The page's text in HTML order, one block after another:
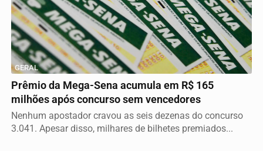
GERAL
Prêmio da Mega-Sena acumula em R$ 165
milhões após concurso sem vencedores
Nenhum apostador cravou as seis dezenas do concurso
3.041. Apesar disso, milhares de bilhetes premiados...